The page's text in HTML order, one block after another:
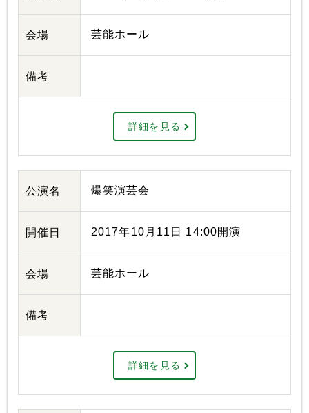
会場 芸能ホール
備考
詳細を見る
公演名 爆笑演芸会
開催日 2017年10月11日 14:00開演
会場 芸能ホール
備考
詳細を見る